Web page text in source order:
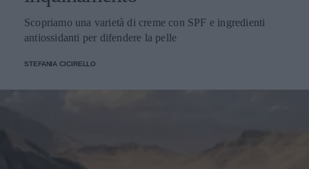
Scopriamo una varietà di creme con SPF e ingredienti
antiossidanti per difendere la pelle
STEFANIA CICIRELLO